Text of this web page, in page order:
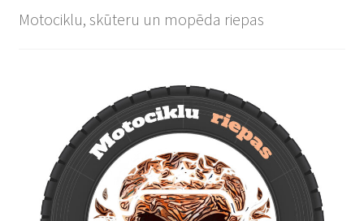
Motociklu, skūteru un mopēda riepas